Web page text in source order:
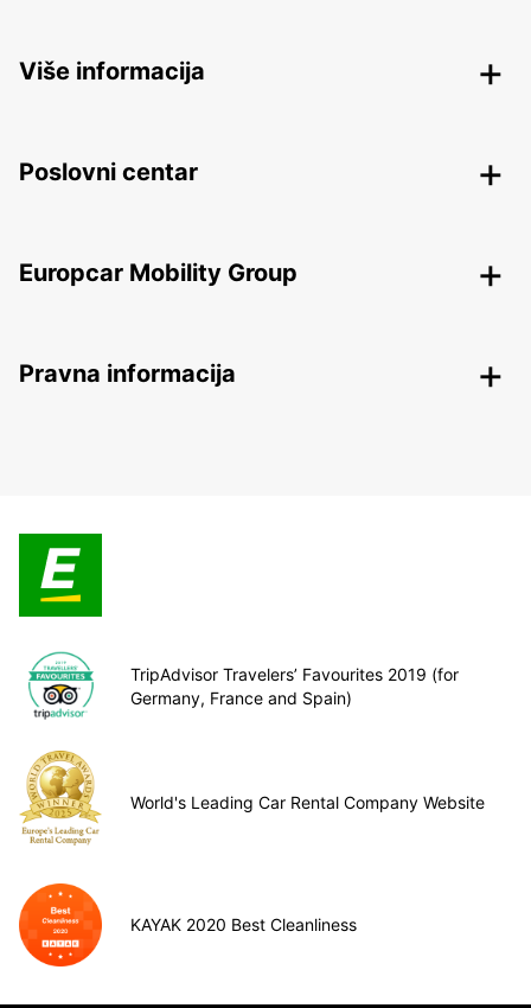
Više informacija
Poslovni centar
Europcar Mobility Group
Pravna informacija
TripAdvisor Travelers’ Favourites 2019 (for
Germany, France and Spain)
World's Leading Car Rental Company Website
KAYAK 2020 Best Cleanliness